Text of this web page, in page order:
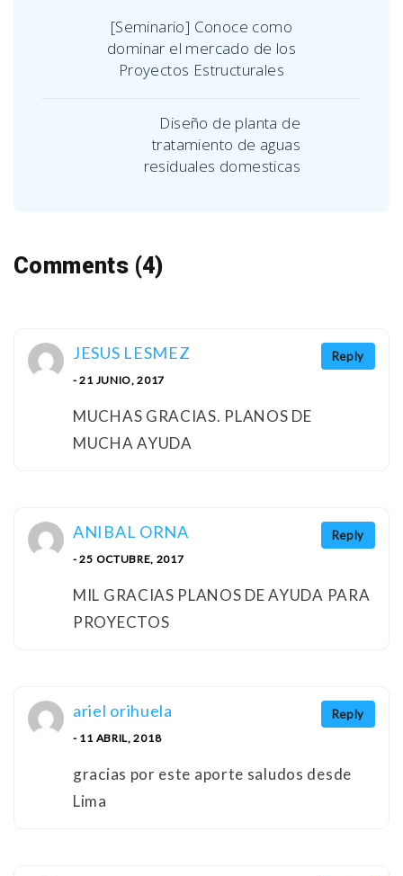
[Seminario] Conoce como
dominar el mercado de los
Proyectos Estructurales
Diseño de planta de
tratamiento de aguas
residuales domesticas
Comments (4)
Reply
JESUS LESMEZ
- 21 JUNIO, 2017
MUCHAS GRACIAS. PLANOS DE
MUCHA AYUDA
Reply
ANIBAL ORNA
- 25 OCTUBRE, 2017
MIL GRACIAS PLANOS DE AYUDA PARA
PROYECTOS
Reply
ariel orihuela
- 11 ABRIL, 2018
gracias por este aporte saludos desde
Lima